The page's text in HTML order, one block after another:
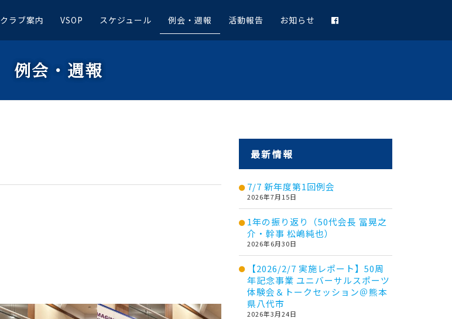
クラブ案内 VSOP スケジュール 例会・週報 活動報告 お知らせ
例会・週報
最新情報
7/7 新年度第1回例会
2026年7月15日
1年の振り返り（50代会長 冨晃之
介・幹事 松嶋純也）
2026年6月30日
【2026/2/7 実施レポート】50周
年記念事業 ユニバーサルスポーツ
体験会＆トークセッション＠熊本
県八代市
2026年3月24日